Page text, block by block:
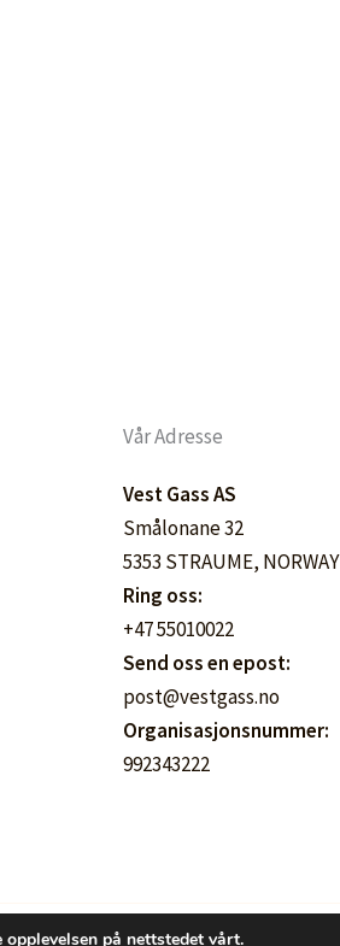
Vår Adresse
Vest Gass AS
Smålonane 32
5353 STRAUME, NORWAY
Ring oss:
+47 55010022
Send oss en epost:
post@vestgass.no
Organisasjonsnummer:
992343222
på nettstedet vårt.